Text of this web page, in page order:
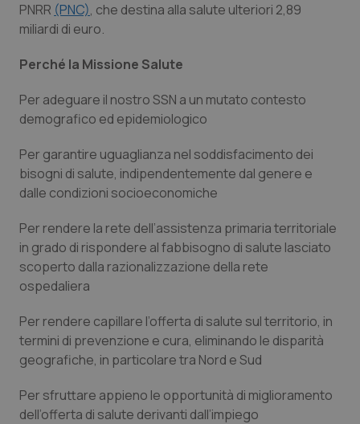
Umbria
Valle D’Aosta
Veneto
Oftalmologia
Oncodermatologia
Oncoematologia
Oncologia & Nutrizione
Psoriasi & pelle
Quotidiano Cardiologia
Quotidiano Chirurgia
Quotidiano Oncologia
Quotidiano Pediatria
Rene & patologie urogenitali
PNRR (PNC), che destina alla salute ulteriori 2,89
miliardi di euro.
Perché la Missione Salute
Per adeguare il nostro SSN a un mutato contesto
demografico ed epidemiologico
Per garantire uguaglianza nel soddisfacimento dei
bisogni di salute, indipendentemente dal genere e
dalle condizioni socioeconomiche
Per rendere la rete dell’assistenza primaria territoriale
in grado di rispondere al fabbisogno di salute lasciato
scoperto dalla razionalizzazione della rete
ospedaliera
Per rendere capillare l’offerta di salute sul territorio, in
termini di prevenzione e cura, eliminando le disparità
geografiche, in particolare tra Nord e Sud
Per sfruttare appieno le opportunità di miglioramento
dell’offerta di salute derivanti dall’impiego